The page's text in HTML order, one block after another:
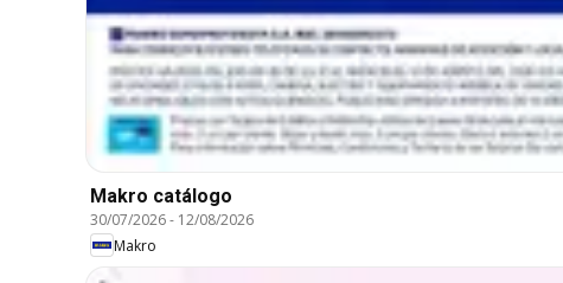
Makro catálogo
30/07/2026- 12/08/2026
Makro